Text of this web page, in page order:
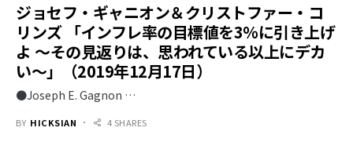
ジョセフ・ギャニオン＆クリストファー・コ
リンズ 「インフレ率の目標値を3％に引き上げ
よ ～その見返りは、思われている以上にデカ
い～」（2019年12月17日）
●Joseph E. Gagnon …
BY HICKSIAN 4 SHARES